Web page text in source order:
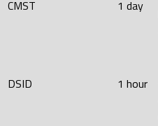
CMST 1 day
DSID 1 hour